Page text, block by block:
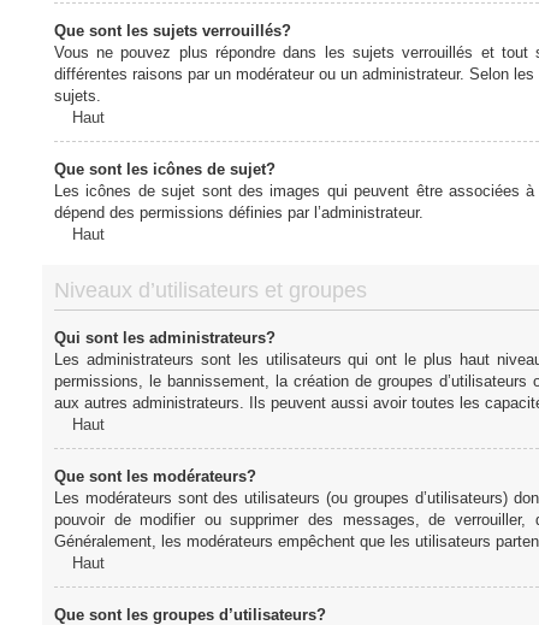
Que sont les sujets verrouillés?
Vous ne pouvez plus répondre dans les sujets verrouillés et
différentes raisons par un modérateur ou un administrateur. Selon
sujets.
Haut
Que sont les icônes de sujet?
Les icônes de sujet sont des images qui peuvent être associées
dépend des permissions définies par l’administrateur.
Haut
Niveaux d’utilisateurs et groupes
Qui sont les administrateurs?
Les administrateurs sont les utilisateurs qui ont le plus haut
permissions, le bannissement, la création de groupes
aux autres administrateurs. Ils peuvent aussi avoir toutes les
Haut
Que sont les modérateurs?
Les modérateurs sont des utilisateurs (ou groupes d’utilisateurs)
pouvoir de modifier ou supprimer des messages, de
Généralement, les modérateurs empêchent que les utilisateurs
Haut
Que sont les groupes d’utilisateurs?